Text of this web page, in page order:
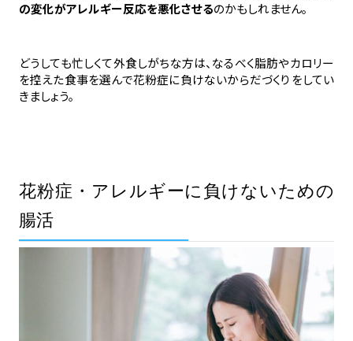
の変化がアレルギー反応を悪化させるのかもしれません。
どうしても忙しくて外食しがちな方は、なるべく脂肪やカロリー
を控えた食事を選んで花粉症に負けないからだづくりをしてい
きましょう。
花粉症・アレルギーに負けないための
腸活